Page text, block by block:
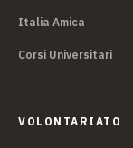
Italia Amica
Corsi Universitari
VOLONTARIATO